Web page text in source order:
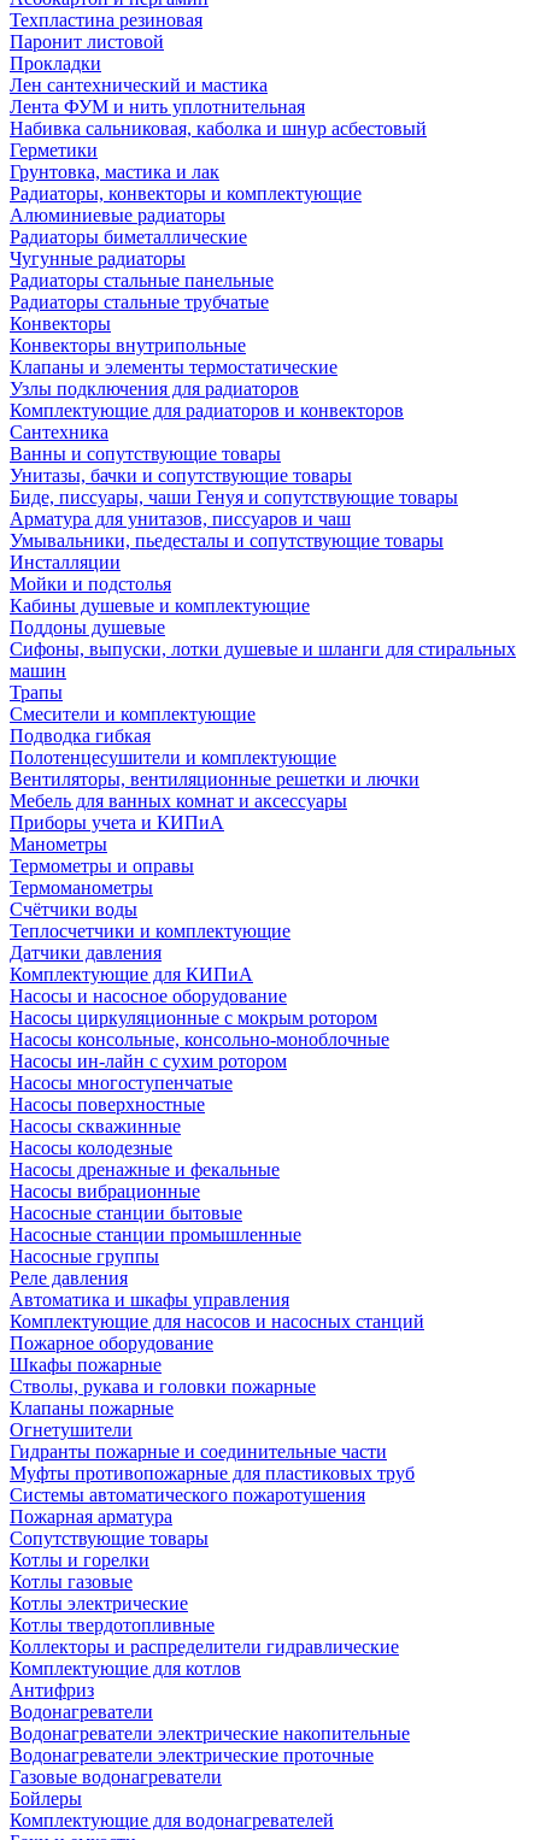
Техпластина резиновая
Паронит листовой
Прокладки
Лен сантехнический и мастика
Лента ФУМ и нить уплотнительная
Набивка сальниковая, каболка и шнур асбестовый
Герметики
Грунтовка, мастика и лак
Радиаторы, конвекторы и комплектующие
Алюминиевые радиаторы
Радиаторы биметаллические
Чугунные радиаторы
Радиаторы стальные панельные
Радиаторы стальные трубчатые
Конвекторы
Конвекторы внутрипольные
Клапаны и элементы термостатические
Узлы подключения для радиаторов
Комплектующие для радиаторов и конвекторов
Сантехника
Ванны и сопутствующие товары
Унитазы, бачки и сопутствующие товары
Биде, писсуары, чаши Генуя и сопутствующие товары
Арматура для унитазов, писсуаров и чаш
Умывальники, пьедесталы и сопутствующие товары
Инсталляции
Мойки и подстолья
Кабины душевые и комплектующие
Поддоны душевые
Сифоны, выпуски, лотки душевые и шланги для стиральных
машин
Трапы
Смесители и комплектующие
Подводка гибкая
Полотенцесушители и комплектующие
Вентиляторы, вентиляционные решетки и лючки
Мебель для ванных комнат и аксессуары
Приборы учета и КИПиА
Манометры
Термометры и оправы
Термоманометры
Счётчики воды
Теплосчетчики и комплектующие
Датчики давления
Комплектующие для КИПиА
Насосы и насосное оборудование
Насосы циркуляционные с мокрым ротором
Насосы консольные, консольно-моноблочные
Насосы ин-лайн с сухим ротором
Насосы многоступенчатые
Насосы поверхностные
Насосы скважинные
Насосы колодезные
Насосы дренажные и фекальные
Насосы вибрационные
Насосные станции бытовые
Насосные станции промышленные
Насосные группы
Реле давления
Автоматика и шкафы управления
Комплектующие для насосов и насосных станций
Пожарное оборудование
Шкафы пожарные
Стволы, рукава и головки пожарные
Клапаны пожарные
Огнетушители
Гидранты пожарные и соединительные части
Муфты противопожарные для пластиковых труб
Системы автоматического пожаротушения
Пожарная арматура
Сопутствующие товары
Котлы и горелки
Котлы газовые
Котлы электрические
Котлы твердотопливные
Коллекторы и распределители гидравлические
Комплектующие для котлов
Антифриз
Водонагреватели
Водонагреватели электрические накопительные
Водонагреватели электрические проточные
Газовые водонагреватели
Бойлеры
Комплектующие для водонагревателей